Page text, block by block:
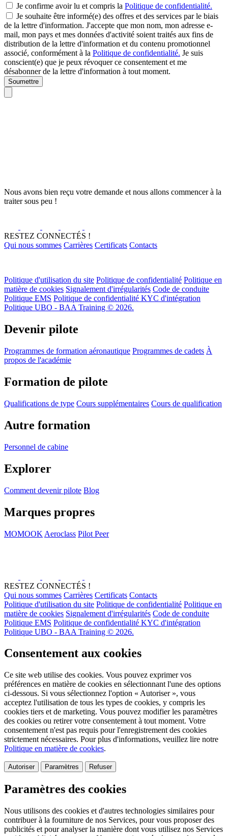
Je confirme avoir lu et compris la Politique de confidentialité.
Je souhaite être informé(e) des offres et des services par le biais
de la lettre d'information. J'accepte que mon nom, mon adresse e-
mail, mon pays et mes données d'activité soient traités aux fins de
distribution de la lettre d'information et du contenu promotionnel
associé, conformément à la Politique de confidentialité. Je suis
conscient(e) que je peux révoquer ce consentement et me
désabonner de la lettre d'information à tout moment.
Soumettre
Nous avons bien reçu votre demande et nous allons commencer à la
traiter sous peu !
RESTEZ CONNECTÉS !
Qui nous sommes Carrières Certificats Contacts
Politique d'utilisation du site Politique de confidentialité Politique en
matière de cookies Signalement d'irrégularités Code de conduite
Politique EMS Politique de confidentialité KYC d'intégration
Politique UBO - BAA Training © 2026.
Devenir pilote
Programmes de formation aéronautique Programmes de cadets À
propos de l'académie
Formation de pilote
Qualifications de type Cours supplémentaires Cours de qualification
Autre formation
Personnel de cabine
Explorer
Comment devenir pilote Blog
Marques propres
MOMOOK Aeroclass Pilot Peer
RESTEZ CONNECTÉS !
Qui nous sommes Carrières Certificats Contacts
Politique d'utilisation du site Politique de confidentialité Politique en
matière de cookies Signalement d'irrégularités Code de conduite
Politique EMS Politique de confidentialité KYC d'intégration
Politique UBO - BAA Training © 2026.
Consentement aux cookies
Ce site web utilise des cookies. Vous pouvez exprimer vos
préférences en matière de cookies en sélectionnant l'une des options
ci-dessous. Si vous sélectionnez l'option « Autoriser », vous
acceptez l'utilisation de tous les types de cookies, y compris les
cookies tiers et de marketing. Vous pouvez modifier les paramètres
des cookies ou retirer votre consentement à tout moment. Votre
consentement n'est pas requis pour l'enregistrement des cookies
strictement nécessaires. Pour plus d'informations, veuillez lire notre
Politique en matière de cookies.
Autoriser Paramètres Refuser
Paramètres des cookies
Nous utilisons des cookies et d'autres technologies similaires pour
contribuer à la fourniture de nos Services, pour vous proposer des
publicités et pour analyser la manière dont vous utilisez nos Services